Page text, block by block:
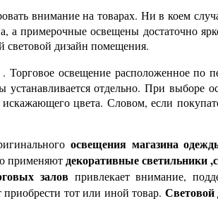
внимание на товарах. Ни в коем
а примерочные освещены достаточно
световой дизайн помещения.
Торговое освещение расположенное по
устанавливается отдельно. При выборе
цвета. Словом, если
освещения магазина
применяютдекоративные светильники
залов привлекает внимание,
тот или иной товар. Световой